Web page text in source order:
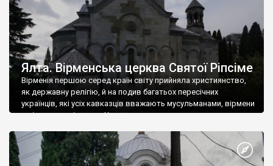
Ялта. Вірменська церква Святої Ріпсіме
Вірменія першою серед країн світу прийняла християнство,
як державну релігію, й на подив багатьох пересічних
українців, які усіх кавказців вважають мусульманами, вірмени
є відданими вірянами Христа